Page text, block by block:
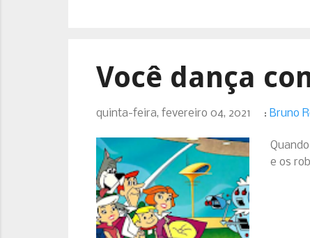
Você dança
quinta-feira, fevereiro 04, 2021 : Bruno
e os